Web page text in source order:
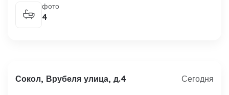
фото
4
Сокол, Врубеля улица, д.4 Сегодня